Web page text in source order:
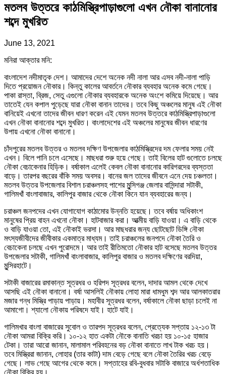
মতলব উত্তরে কাঠমিস্ত্রিপাড়াগুলো এখন নৌকা বানানোর
শব্দে মুখরিত
June 13, 2021
মনিরা আক্তার মনি:
বাংলাদেশ নদীমাতৃক দেশ। আমাদের দেশে অনেক নদী নালা আর এসব নদী-নালা পাড়ি
দিতে প্রয়োজন নৌকার। কিন্তু কালের আবর্তনে নৌকার ব্যবহার অনেক কমে গেছে।
পাকা রাস্তা, ব্রিজ, সেতু এগুলো নৌকার ব্যবহারকে অনেক অংশে কমিয়ে দিয়েছে। আর
তাতেই যেন কপাল পুড়েছে যারা নৌকা বানান তাদের। তবে কিছু অঞ্চলের মানুষ এই নৌকা
বানিয়েই এখনো তাদের জীবন ধারণ করেন এই যেমন মতলব উত্তরে কাঠমিস্ত্রিপাড়াগুলো
এখন নৌকা বানানোর শব্দে মুখরিত। বাংলাদেশের এই অঞ্চলের মানুষের জীবন ধারণের
উপায় এখনো নৌকা বানানো।
চাঁদপুরের মতলব উত্তর ও মতলব দক্ষিণ উপজেলার কাঠমিস্ত্রিদের দম ফেলার সময় নেই
এখন। বিলে পানি চলে এসেছে। মাছধরা শুরু হয়ে গেছে। তাই বিলের হাট গুলোতে চলছে
নৌকা বেচাকেনার হিড়িক। বর্ষাকাল এলেই কেবল নৌকা বানানোর কারিগরদের ব্যস্ততা
বাড়ে। তারপর বছরের বাঁকি সময় অবসর। বানের জল তাদের জীবনে এনে দেয় চঞ্চলতা।
মতলব উত্তর উপজেলার বিশাল চরাঞ্চলসহ পাশের মুন্সিগঞ্জ জেলার বাসিন্দারা সটাকী,
গালিমখাঁ বাংলাবাজার, কালিপুর বাজার থেকে নৌকা কিনে যান ব্যবহারের জন্য।
চরাঞ্চল জনপদের এখন যোগাযোগ কাঠামোর উন্নতি হয়েছে। তবে বর্ষায় অধিকাংশ
মানুষের প্রিয় বাহন এখনো নৌকা। হাটবাজার করা। আত্মীয় বাড়ি যাওয়া। এ বাড়ি থেকে
ও বাড়ি যাওয়া তো, এই নৌকাই ভরসা। আর মাছধরার জন্য ছোটছোট ডিঙ্গি নৌকা
মৎস্যজীবীদের জীবীকার একমাত্র মাধ্যম। তাই চরাঞ্চলের জনপদে নৌকা তৈরি ও
বেচাকেনা চলছে এখন পুরোদমে। আর তাই রীতিমতো নৌকার হাট বসেছে মতলব উত্তর
উপজেলার সটাকী, গালিমখাঁ বাংলাবাজার, কালিপুর বাজার ও মতলব দক্ষিণের বরদিয়া,
মুন্সিরহাটে।
সটাকী বাজারের রমাকান্ত সূত্রধর ও হরিপদ সূত্রধর বলেন, দাদার আমল থেকে দেখে
আসছি এই নৌকা বানানো। বর্ষা আসলিই নৌকায় লোহা মারা ধামধুম শব্দ আর আলকাতরার
মজার গন্ধ মিস্ত্রি পাড়ায় পাড়ায়। মহাবীর সূত্রধর বলেন, বর্ষাকালে নৌকা ছাড়া চলেই না
আমাগো। শ্যালো নৌকায় পরিষদে যাই। হাটে যাই।
গালিমখার বাংলা বাজারের সুবোল ও তারপদ সূত্রধর বলেন, প্রেত্যেক সপ্তায় ১২-১৩ টা
নৌকা আমরা বিক্রি করি। ১০-১২ হাত একটা নৌকে বানাতি খরচা হয় ১০-১৫ হাজার
টেকা। তারা আরো জানান, মালামাল পরিবহনের বড় নৌকা বানাতে লাখ টাক খরচ হয়।
তবে মিস্ত্রিরা জানান, লোহার (তার কাটা) দাম বেড়ে গেছে বলে নৌকা তৈরির খরচ বেড়ে
গেছে। লাভ গেছে আগের থেকে কমে। সপ্তাহের রবি-বুধবার সটাকি বাজারে অর্ধশতাধিক